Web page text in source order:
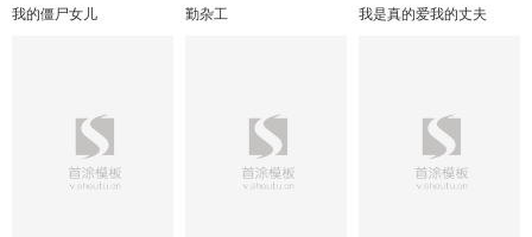
我的僵尸女儿 勤杂工 我是真的爱我的丈夫